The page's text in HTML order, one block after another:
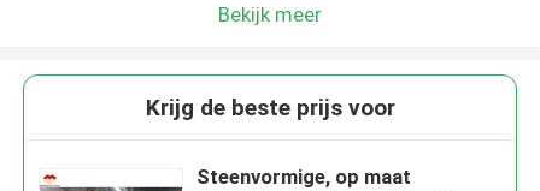
Bekijk meer
Krijg de beste prijs voor
Steenvormige, op maat